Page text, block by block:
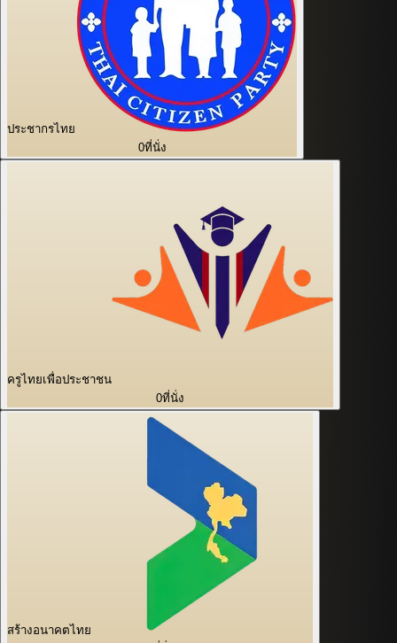
ประชากรไทย
0ที่นั่ง
ครูไทยเพื่อประชาชน
0ที่นั่ง
สร้างอนาคตไทย